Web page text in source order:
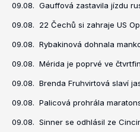
09.08. Gauffová zastavila jízdu
09.08. 22 Čechů si zahraje US
09.08. Rybakinová dohnala
09.08. Mérida je poprvé ve
09.08. Brenda Fruhvirtová slaví
09.08. Palicová prohrála
09.08. Sinner se odhlásil ze